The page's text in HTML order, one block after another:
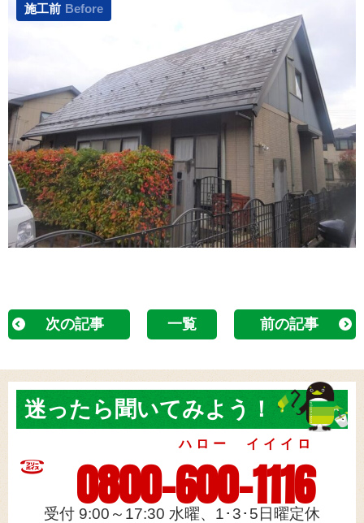
施工前 Before
次の記事 一覧 前の記事
迷ったら 聞いてみよう！
0800-600-1116
ハロー イイイロ
受付 9:00～17:30 水曜、1･3･5日曜定休